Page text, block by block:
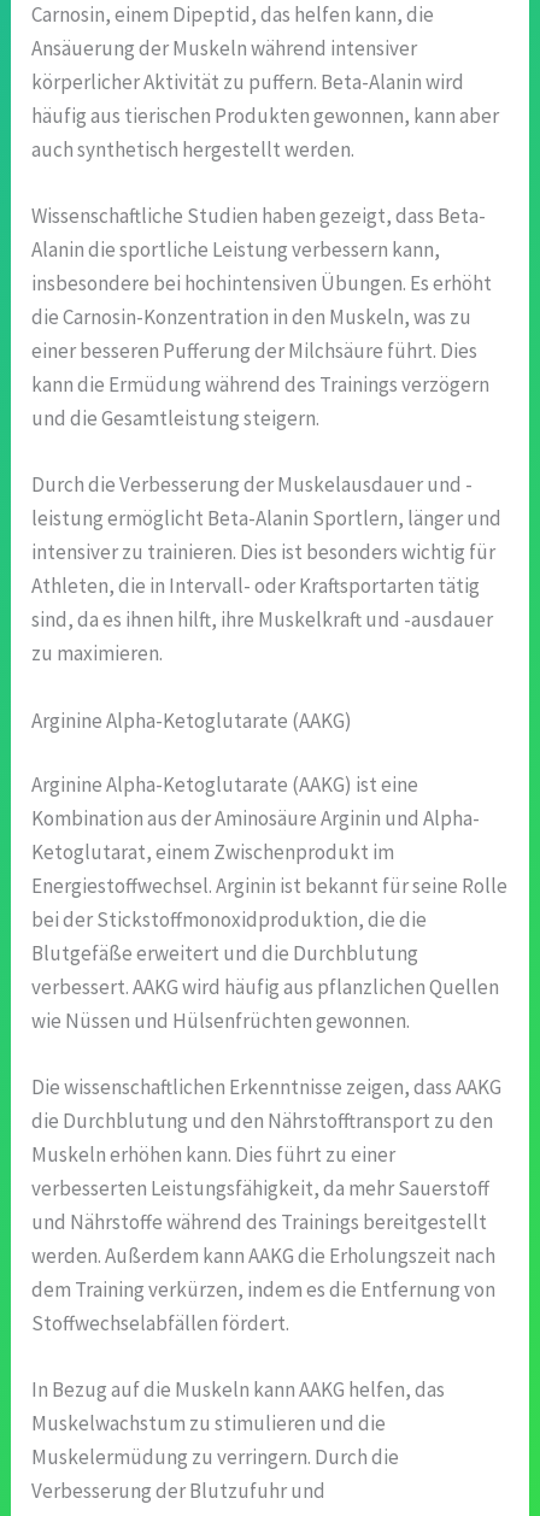
Carnosin, einem Dipeptid, das helfen kann, die
Ansäuerung der Muskeln während intensiver
körperlicher Aktivität zu puffern. Beta-Alanin wird
häufig aus tierischen Produkten gewonnen, kann aber
auch synthetisch hergestellt werden.
Wissenschaftliche Studien haben gezeigt, dass Beta-
Alanin die sportliche Leistung verbessern kann,
insbesondere bei hochintensiven Übungen. Es erhöht
die Carnosin-Konzentration in den Muskeln, was zu
einer besseren Pufferung der Milchsäure führt. Dies
kann die Ermüdung während des Trainings verzögern
und die Gesamtleistung steigern.
Durch die Verbesserung der Muskelausdauer und -
leistung ermöglicht Beta-Alanin Sportlern, länger und
intensiver zu trainieren. Dies ist besonders wichtig für
Athleten, die in Intervall- oder Kraftsportarten tätig
sind, da es ihnen hilft, ihre Muskelkraft und -ausdauer
zu maximieren.
Arginine Alpha-Ketoglutarate (AAKG)
Arginine Alpha-Ketoglutarate (AAKG) ist eine
Kombination aus der Aminosäure Arginin und Alpha-
Ketoglutarat, einem Zwischenprodukt im
Energiestoffwechsel. Arginin ist bekannt für seine Rolle
bei der Stickstoffmonoxidproduktion, die die
Blutgefäße erweitert und die Durchblutung
verbessert. AAKG wird häufig aus pflanzlichen Quellen
wie Nüssen und Hülsenfrüchten gewonnen.
Die wissenschaftlichen Erkenntnisse zeigen, dass AAKG
die Durchblutung und den Nährstofftransport zu den
Muskeln erhöhen kann. Dies führt zu einer
verbesserten Leistungsfähigkeit, da mehr Sauerstoff
und Nährstoffe während des Trainings bereitgestellt
werden. Außerdem kann AAKG die Erholungszeit nach
dem Training verkürzen, indem es die Entfernung von
Stoffwechselabfällen fördert.
In Bezug auf die Muskeln kann AAKG helfen, das
Muskelwachstum zu stimulieren und die
Muskelermüdung zu verringern. Durch die
Verbesserung der Blutzufuhr und